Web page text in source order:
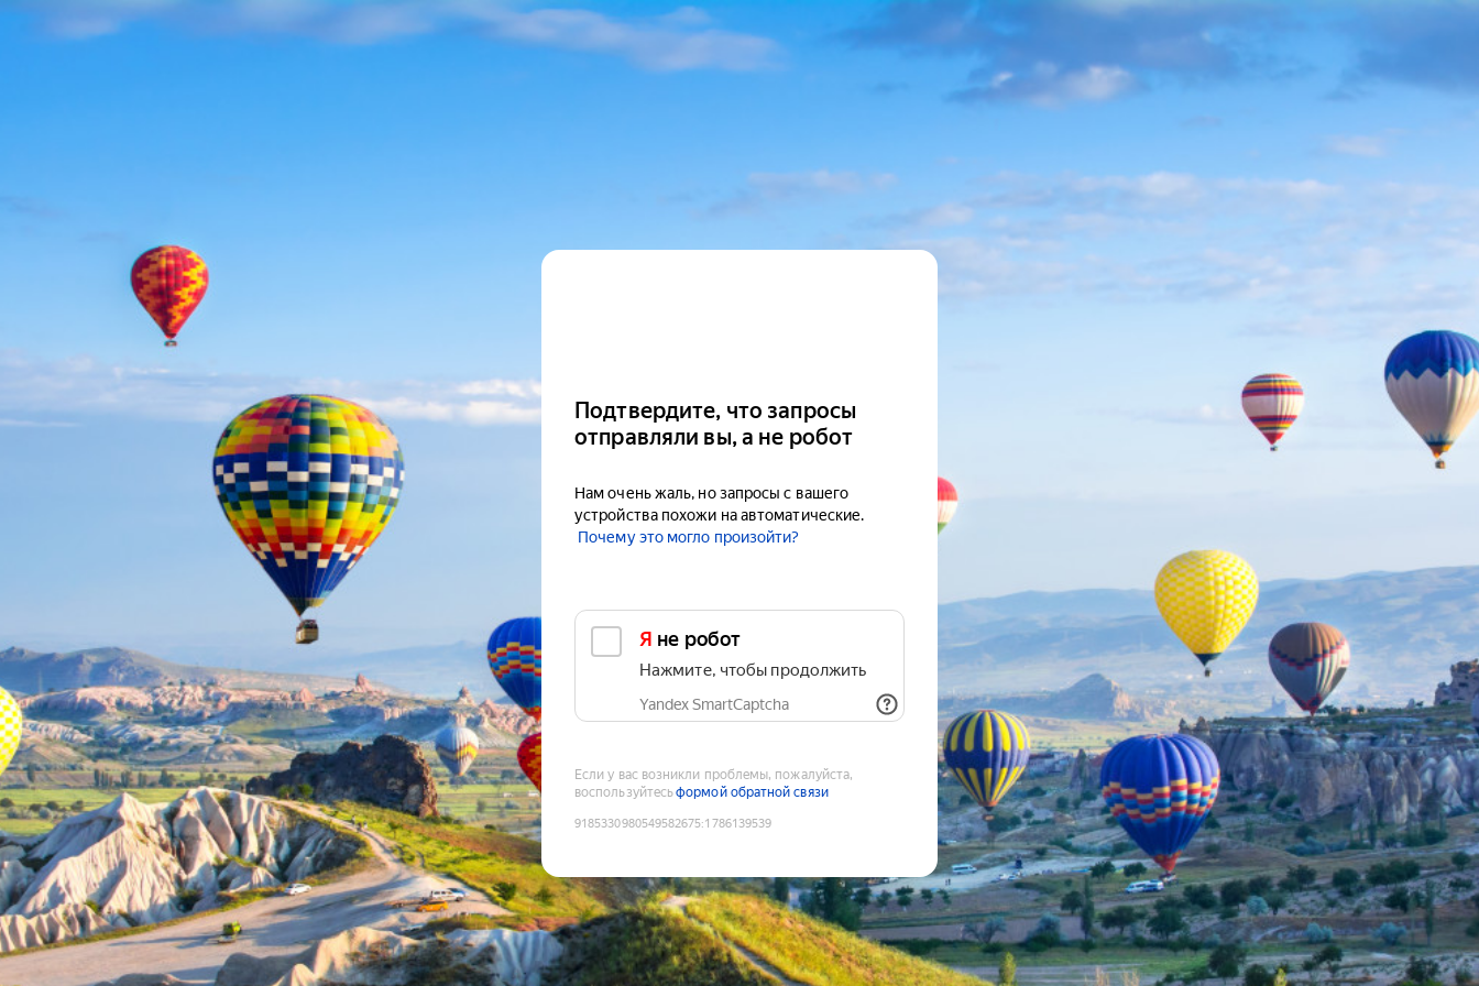
Подтвердите, что запросы
отправляли вы, а не робот
Нам очень жаль, но запросы с вашего
устройства похожи на автоматические.
Почему это могло произойти?
Я не робот
Нажмите, чтобы продолжить
Yandex SmartCaptcha
Если у вас возникли проблемы, пожалуйста,
воспользуйтесьформой обратной связи
9185330980549582675:1786139539